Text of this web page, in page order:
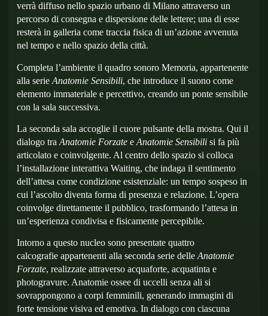
verrà diffuso nello spazio urbano di Milano attraverso un
percorso di consegna e dispersione delle lettere; una di esse
resterà in galleria come traccia fisica di un’azione avvenuta
nel tempo e nello spazio della città.
Completa l’ambiente il quadro sonoro Memoria, appartenente
alla serie Anatomie Sensibili, che introduce il suono come
elemento immateriale e percettivo, creando un ponte sensibile
con la sala successiva.
La seconda sala accoglie il cuore pulsante della mostra. Qui il
dialogo tra Anatomie Forzate e Anatomie Sensibili si fa più
articolato e coinvolgente. Al centro dello spazio si colloca
l’installazione interattiva Waiting, che indaga il sentimento
dell’attesa come condizione esistenziale: un tempo sospeso in
cui l’ascolto diventa forma di presenza e relazione. L’opera
coinvolge direttamente il pubblico, trasformando l’attesa in
un’esperienza condivisa e fisicamente percepibile.
Intorno a questo nucleo sono presentate quattro
calcografie appartenenti alla seconda serie delle Anatomie
Forzate, realizzate attraverso acquaforte, acquatinta e
photogravure. Anatomie ossee di uccelli senza ali si
sovrappongono a corpi femminili, generando immagini di
forte tensione visiva ed emotiva. In dialogo con ciascuna